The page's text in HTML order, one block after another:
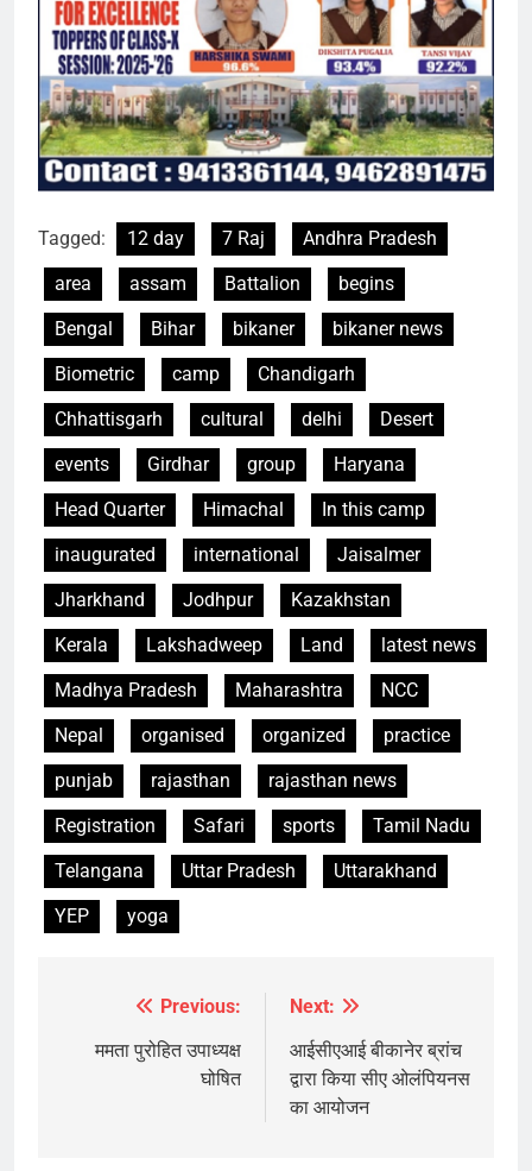
Tagged: 12 day 7 Raj
Andhra Pradesh
area
assam Battalion
begins
Bengal
Bihar bikaner
bikaner news
Biometric
camp
Chandigarh
Chhattisgarh
cultural delhi
Desert
events
Girdhar group
Haryana
Head Quarter
Himachal
In this camp
inaugurated
international
Jaisalmer
Jharkhand
Jodhpur
Kazakhstan
Kerala
Lakshadweep Land
latest news
Madhya Pradesh
Maharashtra
NCC
Nepal
organised organized
practice
punjab
rajasthan
rajasthan news
Registration
Safari sports
Tamil Nadu
Telangana
Uttar Pradesh
Uttarakhand
YEP
yoga
navigation
Previous:
ममता पुरोहित उपाध्यक्ष
घोषित
Next:
आईसीएआई बीकानेर ब्रांच
द्वारा किया सीए ओलंपियनस
का आयोजन